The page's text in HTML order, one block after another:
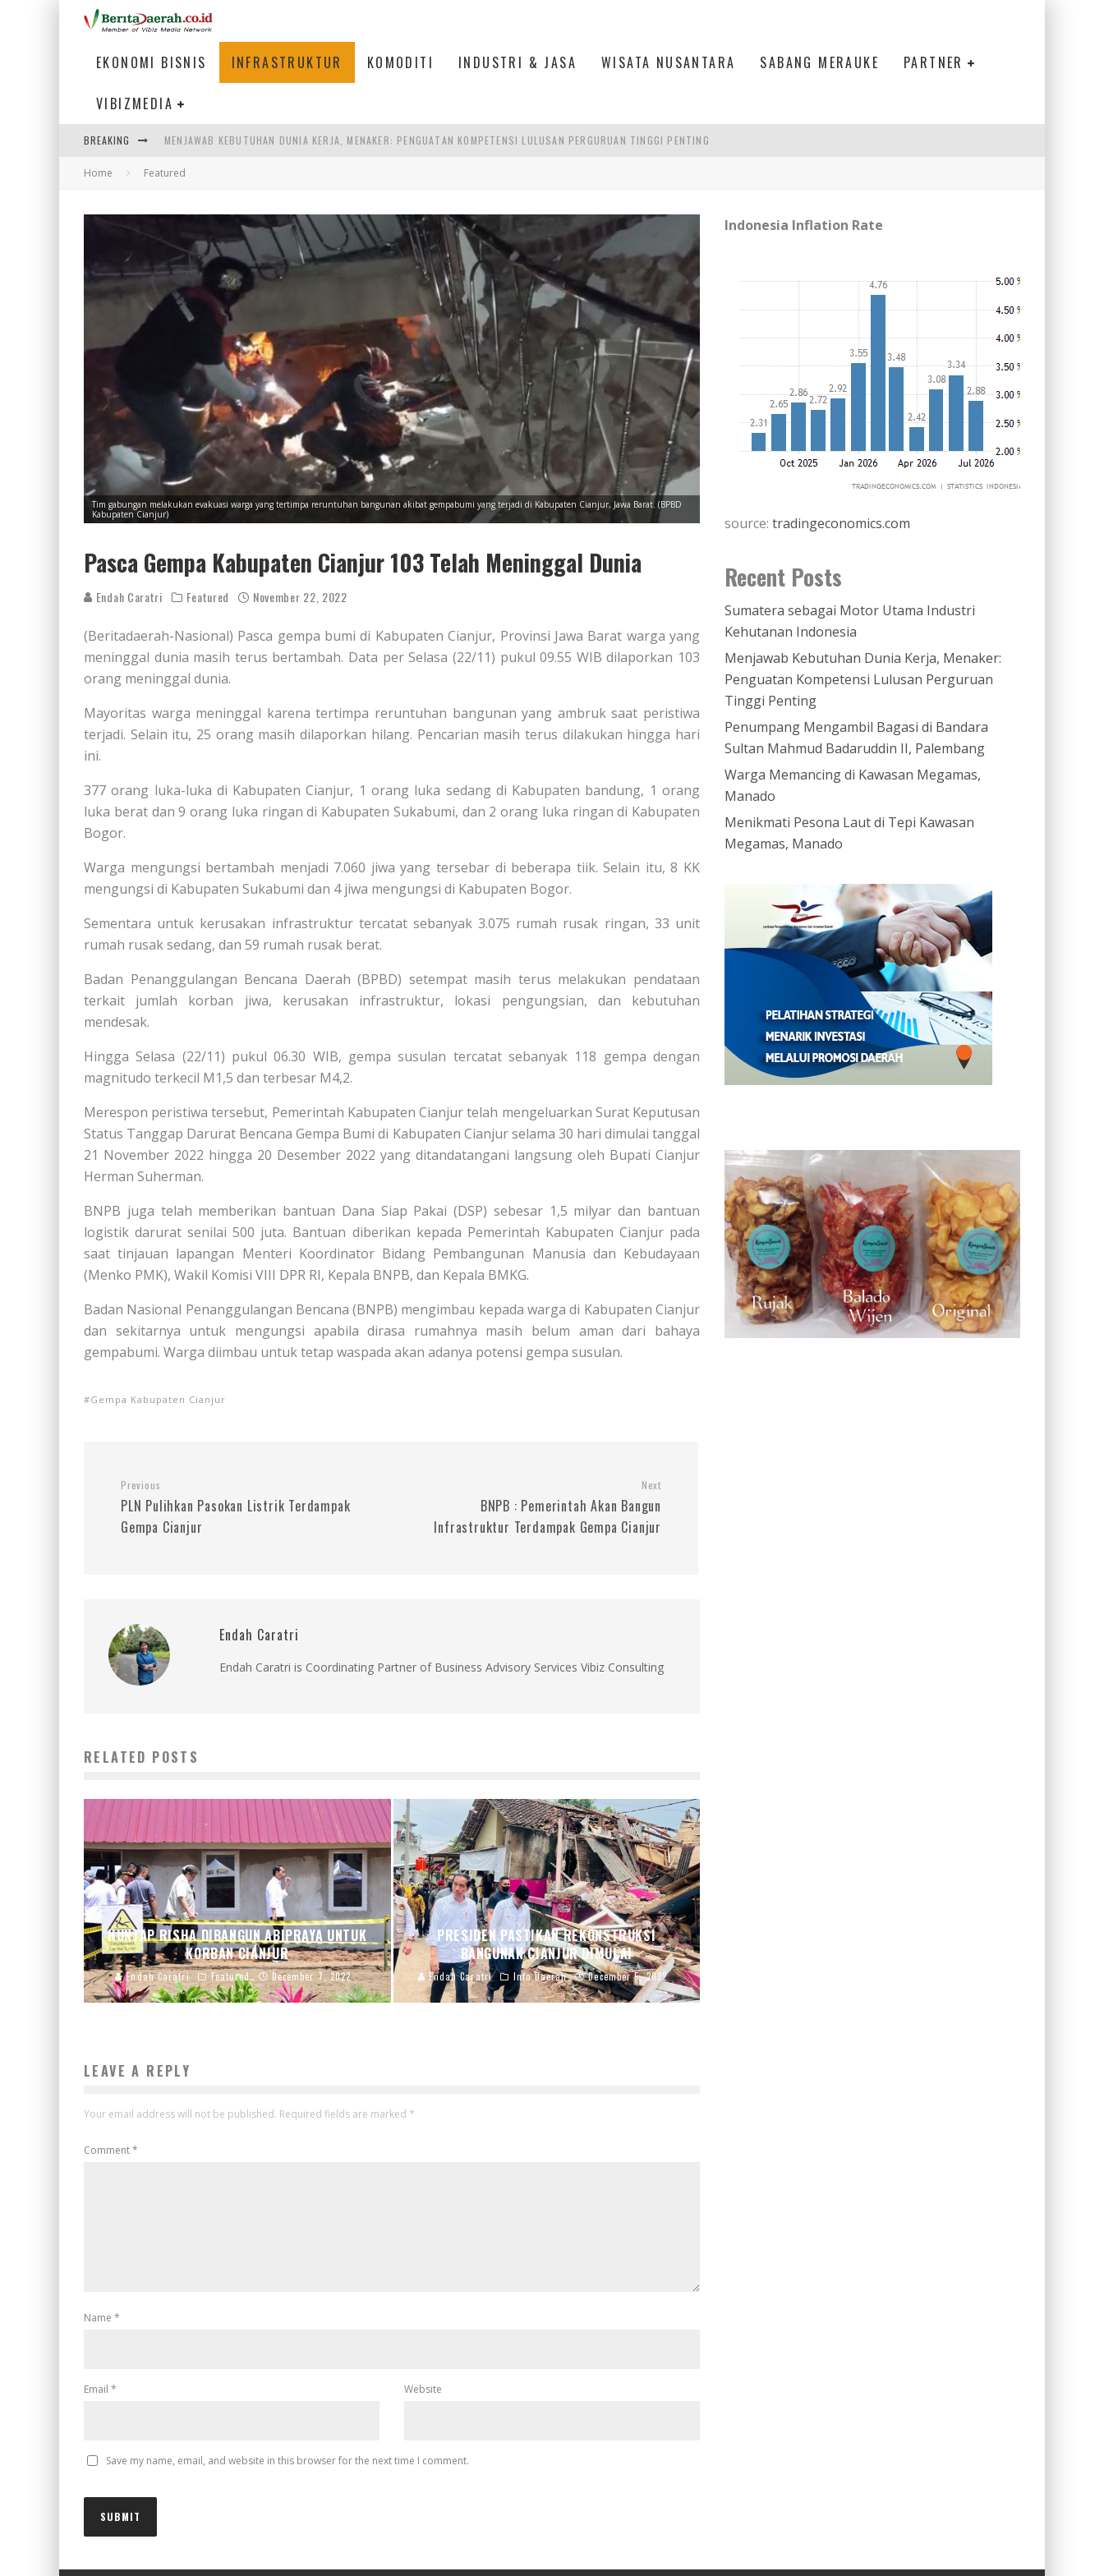
EKONOMI BISNIS INFRASTRUKTUR KOMODITI INDUSTRI & JASA WISATA NUSANTARA SABANG MERAUKE PARTNER
VIBIZMEDIA
BREAKING PENUMPANG MENGAMBIL BAGASI DI BANDARA SULTAN MAHMUD BADARUDDIN II, PALEMBANG
WARGA MEMANCING DI KAWASAN MEGAMAS, MANADO
MENJAWAB KEBUTUHAN DUNIA KERJA, MENAKER: PENGUATAN KOMPETENSI LULUSAN PERGURUAN TINGGI PENTING
Home Featured
Tim gabungan melakukan evakuasi warga yang tertimpa reruntuhan bangunan akibat gempabumi yang terjadi di Kabupaten Cianjur, Jawa Barat. (BPBD
Kabupaten Cianjur)
Pasca Gempa Kabupaten Cianjur 103 Telah Meninggal Dunia
Endah Caratri Featured November 22, 2022
(Beritadaerah-Nasional) Pasca gempa bumi di Kabupaten Cianjur, Provinsi Jawa Barat warga yang
meninggal dunia masih terus bertambah. Data per Selasa (22/11) pukul 09.55 WIB dilaporkan 103
orang meninggal dunia.
Mayoritas warga meninggal karena tertimpa reruntuhan bangunan yang ambruk saat peristiwa
terjadi. Selain itu, 25 orang masih dilaporkan hilang. Pencarian masih terus dilakukan hingga hari
ini.
377 orang luka-luka di Kabupaten Cianjur, 1 orang luka sedang di Kabupaten bandung, 1 orang
luka berat dan 9 orang luka ringan di Kabupaten Sukabumi, dan 2 orang luka ringan di Kabupaten
Bogor.
Warga mengungsi bertambah menjadi 7.060 jiwa yang tersebar di beberapa tiik. Selain itu, 8 KK
mengungsi di Kabupaten Sukabumi dan 4 jiwa mengungsi di Kabupaten Bogor.
Sementara untuk kerusakan infrastruktur tercatat sebanyak 3.075 rumah rusak ringan, 33 unit
rumah rusak sedang, dan 59 rumah rusak berat.
Badan Penanggulangan Bencana Daerah (BPBD) setempat masih terus melakukan pendataan
terkait jumlah korban jiwa, kerusakan infrastruktur, lokasi pengungsian, dan kebutuhan
mendesak.
Hingga Selasa (22/11) pukul 06.30 WIB, gempa susulan tercatat sebanyak 118 gempa dengan
magnitudo terkecil M1,5 dan terbesar M4,2.
Merespon peristiwa tersebut, Pemerintah Kabupaten Cianjur telah mengeluarkan Surat Keputusan
Status Tanggap Darurat Bencana Gempa Bumi di Kabupaten Cianjur selama 30 hari dimulai tanggal
21 November 2022 hingga 20 Desember 2022 yang ditandatangani langsung oleh Bupati Cianjur
Herman Suherman.
BNPB juga telah memberikan bantuan Dana Siap Pakai (DSP) sebesar 1,5 milyar dan bantuan
logistik darurat senilai 500 juta. Bantuan diberikan kepada Pemerintah Kabupaten Cianjur pada
saat tinjauan lapangan Menteri Koordinator Bidang Pembangunan Manusia dan Kebudayaan
(Menko PMK), Wakil Komisi VIII DPR RI, Kepala BNPB, dan Kepala BMKG.
Badan Nasional Penanggulangan Bencana (BNPB) mengimbau kepada warga di Kabupaten Cianjur
dan sekitarnya untuk mengungsi apabila dirasa rumahnya masih belum aman dari bahaya
gempabumi. Warga diimbau untuk tetap waspada akan adanya potensi gempa susulan.
Gempa Kabupaten Cianjur
Previous
PLN Pulihkan Pasokan Listrik Terdampak
Gempa Cianjur
Next
BNPB : Pemerintah Akan Bangun
Infrastruktur Terdampak Gempa Cianjur
Endah Caratri
Endah Caratri is Coordinating Partner of Business Advisory Services Vibiz Consulting
RELATED POSTS
HUNTAP RISHA DIBANGUN ABIPRAYA UNTUK
KORBAN CIANJUR
Endah Caratri Featured December 7, 2022
PRESIDEN PASTIKAN REKONSTRUKSI
BANGUNAN CIANJUR DIMULAI
Endah Caratri Info Daerah December 5, 2022
LEAVE A REPLY
Your email address will not be published. Required fields are marked *
Comment*
Name *
Email * Website
Save my name, email, and website in this browser for the next time I comment.
Indonesia Inflation Rate
source: tradingeconomics.com
Recent Posts
Sumatera sebagai Motor Utama Industri
Kehutanan Indonesia
Menjawab Kebutuhan Dunia Kerja, Menaker:
Penguatan Kompetensi Lulusan Perguruan
Tinggi Penting
Penumpang Mengambil Bagasi di Bandara
Sultan Mahmud Badaruddin II, Palembang
Warga Memancing di Kawasan Megamas,
Manado
Menikmati Pesona Laut di Tepi Kawasan
Megamas, Manado